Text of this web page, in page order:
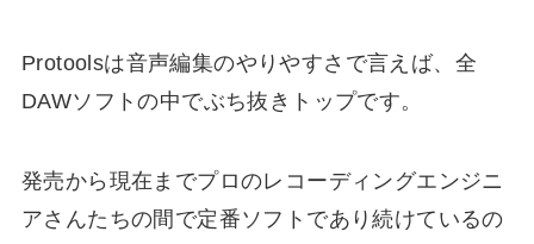
Protoolsは音声編集のやりやすさで言えば、全
DAWソフトの中でぶち抜きトップです。
発売から現在までプロのレコーディングエンジニ
アさんたちの間で定番ソフトであり続けているの